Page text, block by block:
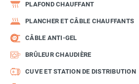
PLAFOND CHAUFFANT
PLANCHER ET CÂBLE CHAUFFANTS
CÂBLE ANTI-GEL
BRÛLEUR CHAUDIÈRE
CUVE ET STATION DE DISTRIBUTION